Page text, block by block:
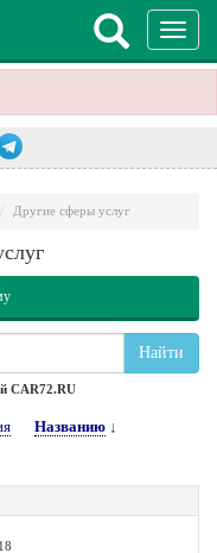
Другие сферы услуг
Найти
CAR72.RU
Названию ↓